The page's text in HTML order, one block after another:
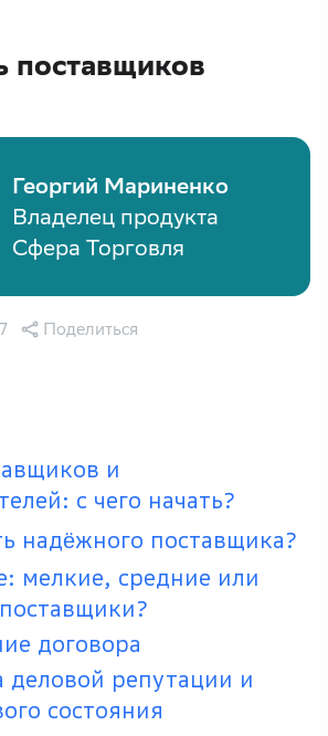
поставщиков
Георгий Мариненко
Владелец продукта
Сфера Торговля
Поделиться
и
с чего начать?
надёжного поставщика?
мелкие, средние или
договора
деловой репутации и
состояния